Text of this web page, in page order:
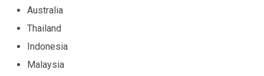
Australia
Thailand
Indonesia
Malaysia